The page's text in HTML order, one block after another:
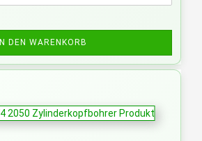
IN DEN WARENKORB